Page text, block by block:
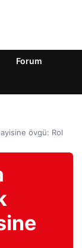
Forum
övgü: Rol